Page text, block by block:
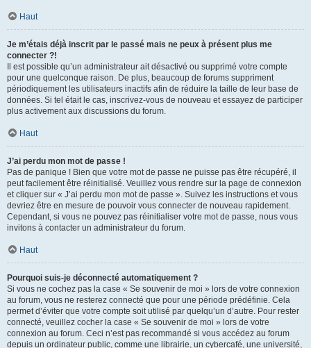
Haut
Je m’étais déjà inscrit par le passé mais ne peux à présent plus me
connecter ?!
Il est possible qu’un administrateur ait désactivé ou supprimé votre compte
pour une quelconque raison. De plus, beaucoup de forums suppriment
périodiquement les utilisateurs inactifs afin de réduire la taille de leur base de
données. Si tel était le cas, inscrivez-vous de nouveau et essayez de participer
plus activement aux discussions du forum.
Haut
J’ai perdu mon mot de passe !
Pas de panique ! Bien que votre mot de passe ne puisse pas être récupéré, il
peut facilement être réinitialisé. Veuillez vous rendre sur la page de connexion
et cliquer sur « J’ai perdu mon mot de passe ». Suivez les instructions et vous
devriez être en mesure de pouvoir vous connecter de nouveau rapidement.
Cependant, si vous ne pouvez pas réinitialiser votre mot de passe, nous vous
invitons à contacter un administrateur du forum.
Haut
Pourquoi suis-je déconnecté automatiquement ?
Si vous ne cochez pas la case « Se souvenir de moi » lors de votre connexion
au forum, vous ne resterez connecté que pour une période prédéfinie. Cela
permet d’éviter que votre compte soit utilisé par quelqu’un d’autre. Pour rester
connecté, veuillez cocher la case « Se souvenir de moi » lors de votre
connexion au forum. Ceci n’est pas recommandé si vous accédez au forum
depuis un ordinateur public, comme une librairie, un cybercafé, une université,